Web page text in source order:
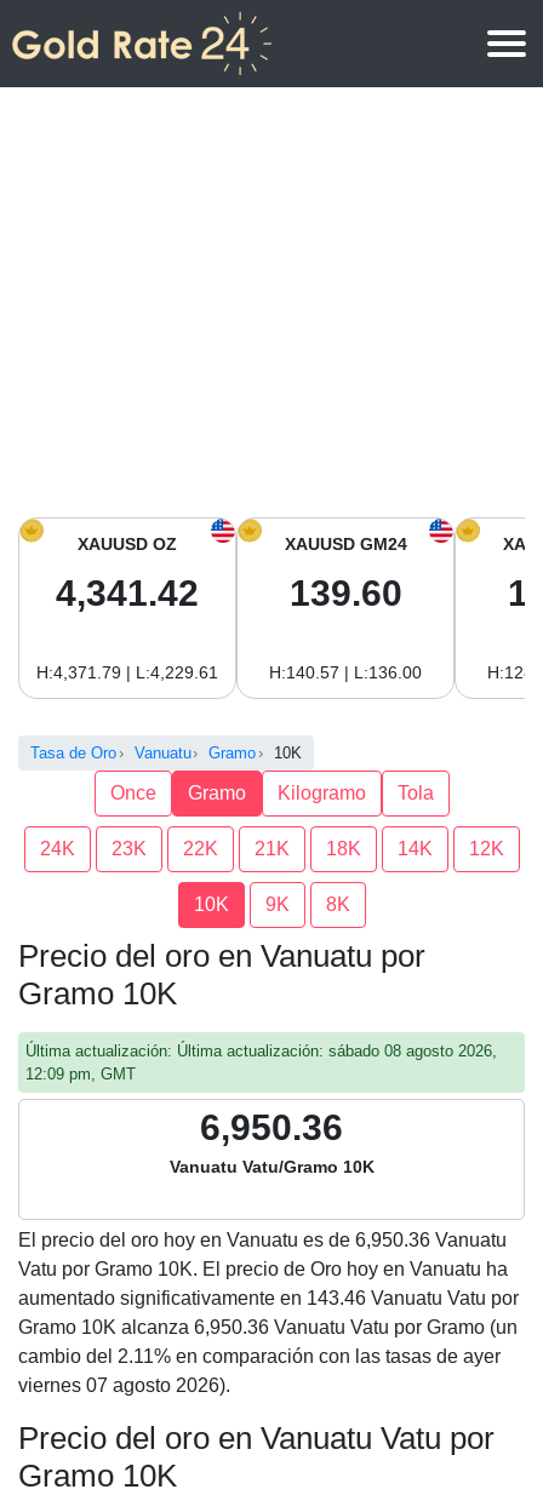
Precio del Oro hoy en América del sur
XAUUSD OZ
4,341.42
H:4,371.79 | L:4,229.61
XAUUSD GM24
139.60
H:140.57 | L:136.00
Tasa de Oro Vanuatu Gramo 10K
Once Gramo Kilogramo Tola
24K 23K 22K 21K 18K 14K 12K
10K 9K 8K
Precio del oro en Vanuatu por
Gramo 10K
Última actualización: Última actualización: sábado 08 agosto 2026,
12:09 pm, GMT
6,950.36
Vanuatu Vatu/Gramo 10K
El precio del oro hoy en Vanuatu es de 6,950.36 Vanuatu
Vatu por Gramo 10K. El precio de Oro hoy en Vanuatu ha
aumentado significativamente en 143.46 Vanuatu Vatu por
Gramo 10K alcanza 6,950.36 Vanuatu Vatu por Gramo (un
cambio del 2.11% en comparación con las tasas de ayer
viernes 07 agosto 2026).
Precio del oro en Vanuatu Vatu por
Gramo 10K